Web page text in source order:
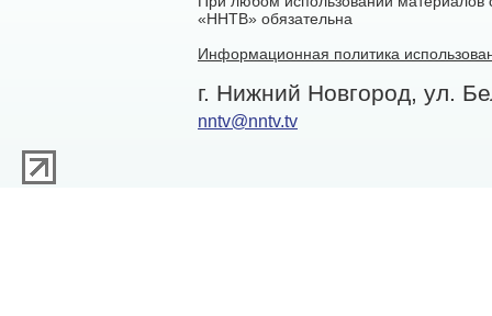
«ННТВ» обязательна
Информационная политика
г. Нижний Новгород, ул.
nntv@nntv.tv